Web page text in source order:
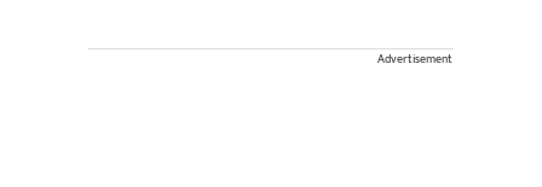
Advertisement